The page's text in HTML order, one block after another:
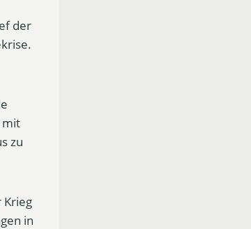
der
mit
zu
Krieg
in